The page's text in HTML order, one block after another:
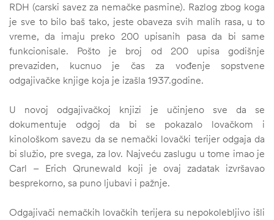
RDH (carski savez za nemačke pasmine). Razlog zbog koga
je sve to bilo baš tako, jeste obaveza svih malih rasa, u to
vreme, da imaju preko 200 upisanih pasa da bi same
funkcionisale. Pošto je broj od 200 upisa godišnje
prevaziden, kucnuo je čas za vođenje sopstvene
odgajivačke knjige koja je izašla 1937.godine.
U novoj odgajivačkoj knjizi je učinjeno sve da se
dokumentuje odgoj da bi se pokazalo lovačkom i
kinološkom savezu da se nemački lovački terijer odgaja da
bi služio, pre svega, za lov. Najveću zaslugu u tome imao je
Carl – Erich Qrunewald koji je ovaj zadatak izvršavao
besprekorno, sa puno ljubavi i pažnje.
Odgajivači nemačkih lovačkih terijera su nepokolebljivo išli